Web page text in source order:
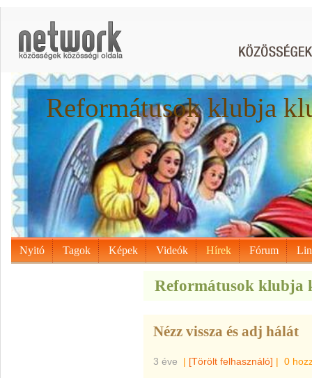
Reformátusok klubja
Nyitó Tagok Képek Videók Hírek Fórum
Reformátusok klubja
Nézz vissza és adj hálát
3 éve | [Törölt felhasználó] | 0